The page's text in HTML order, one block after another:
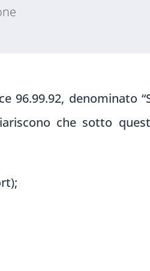
96.99.92, denominato
che sotto